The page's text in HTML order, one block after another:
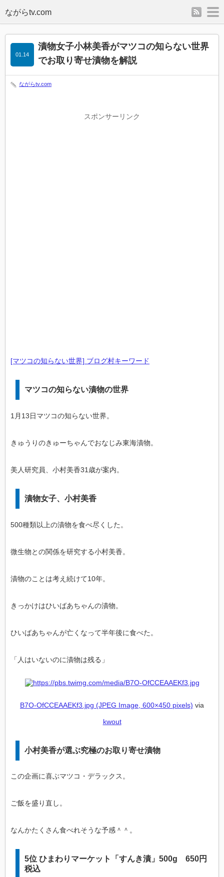
rss
漬物女子小林美香がマツコの知らない世界
でお取り寄せ漬物を解説
01.14
ながらtv.com
スポンサーリンク
[マツコの知らない世界] ブログ村キーワード
マツコの知らない漬物の世界
1月13日マツコの知らない世界。
きゅうりのきゅーちゃんでおなじみ東海漬物。
美人研究員、小村美香31歳が案内。
漬物女子、小村美香
500種類以上の漬物を食べ尽くした。
微生物との関係を研究する小村美香。
漬物のことは考え続けて10年。
きっかけはひいばあちゃんの漬物。
ひいばあちゃんが亡くなって半年後に食べた。
「人はいないのに漬物は残る」
B7O-OfCCEAAEKf3.jpg (JPEG Image, 600×450 pixels) via
kwout
小村美香が選ぶ究極のお取り寄せ漬物
この企画に喜ぶマツコ・デラックス。
ご飯を盛り直し。
なんかたくさん食べれそうな予感＾＾。
5位 ひまわりマーケット「すんき漬」500g 650円
税込